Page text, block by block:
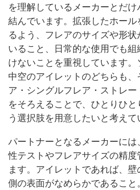
を理解しているメーカーとだ
結んでいます。拡張したホー
るよう、フレアのサイズや形
いること、日常的な使用でも
けないことを重視しています。
中空のアイレットのどちらも
ア・シングルフレア・ストレ
をそろえることで、ひとりひ
う選択肢を用意したいと考えて
パートナーとなるメーカーには
性テストやフレアサイズの精
ます。アイレットであれば、
側の表面がなめらかであること